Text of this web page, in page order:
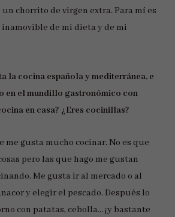
un chorrito de virgen extra. Para mí es
de mi dieta y de mi
la cocina española y mediterránea, e
en el mundillo gastronómico con
en casa? ¿Eres cocinillas?
me gusta mucho cocinar. No es que
pero las que hago me gustan
Me gusta ir al mercado o al
y elegir el pescado. Después lo
con patatas, cebolla… ¡y bastante